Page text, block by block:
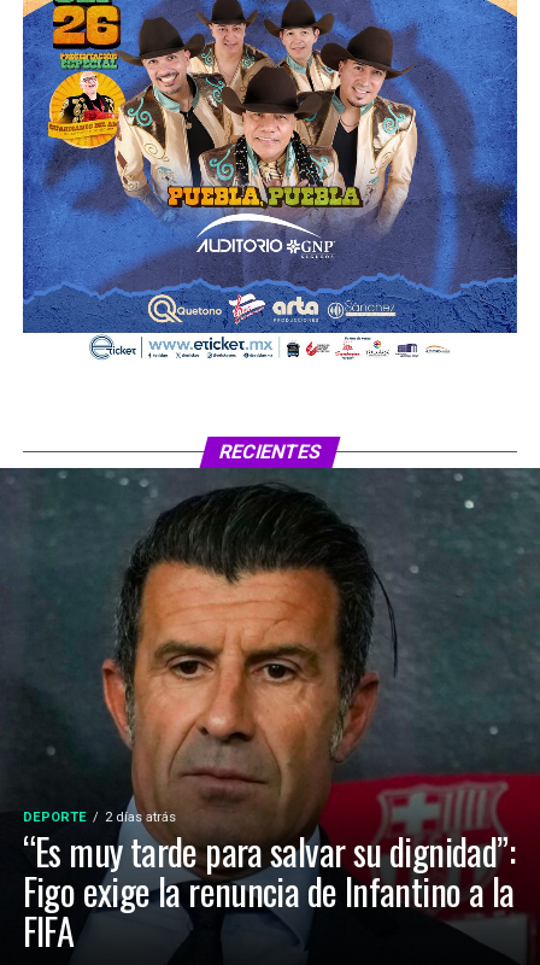
RECIENTES
DEPORTE 2 días atrás
“Es muy tarde para salvar su dignidad”:
Figo exige la renuncia de Infantino a la
FIFA